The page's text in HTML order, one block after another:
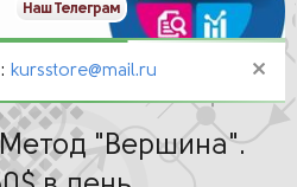
Наш Телеграм
kursstore@mail.ru
"Вершина".